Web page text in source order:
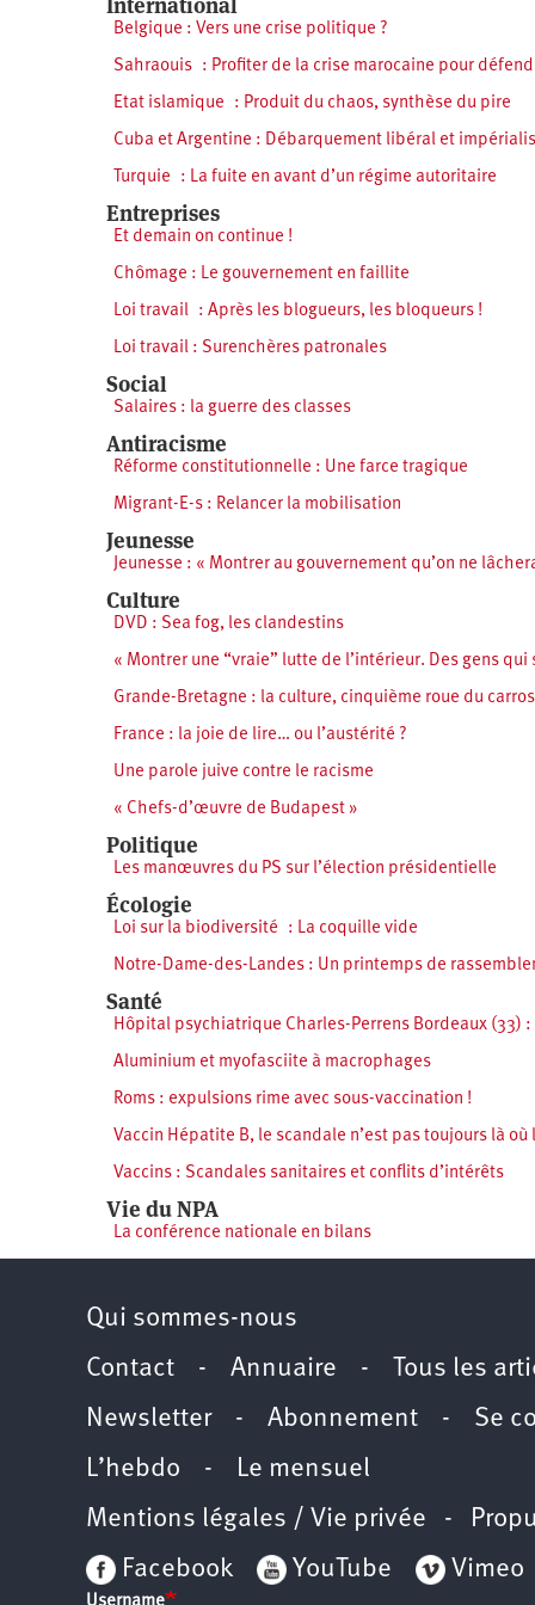
International
Belgique : Vers une crise politique ?
Sahraouis : Profiter de la crise marocaine pour
Etat islamique : Produit du chaos, synthèse du pire
Cuba et Argentine : Débarquement libéral et
Turquie : La fuite en avant d’un régime autoritaire
Entreprises
Et demain on continue !
Chômage : Le gouvernement en faillite
Loi travail : Après les blogueurs, les bloqueurs !
Loi travail : Surenchères patronales
Social
Salaires : la guerre des classes
Antiracisme
Réforme constitutionnelle : Une farce tragique
Migrant-E-s : Relancer la mobilisation
Jeunesse
Jeunesse : « Montrer au gouvernement qu’on ne
Culture
DVD : Sea fog, les clandestins
« Montrer une “vraie” lutte de l’intérieur. Des gens
Grande-Bretagne : la culture, cinquième roue du
France : la joie de lire… ou l’austérité ?
Une parole juive contre le racisme
« Chefs-d’œuvre de Budapest »
Politique
Les manœuvres du PS sur l’élection présidentielle
Écologie
Loi sur la biodiversité : La coquille vide
Notre-Dame-des-Landes : Un printemps de
Santé
Hôpital psychiatrique Charles-Perrens Bordeaux (33)
Aluminium et myofasciite à macrophages
Roms : expulsions rime avec sous-vaccination !
Vaccin Hépatite B, le scandale n’est pas toujours là où
Vaccins : Scandales sanitaires et conflits d’intérêts
Vie du NPA
La conférence nationale en bilans
Qui sommes-nous
Contact - Annuaire - Tous les
Newsletter- Abonnement - Se
L’hebdo - Le mensuel
Mentions légales / Vie privée -
Facebook
YouTube Vimeo